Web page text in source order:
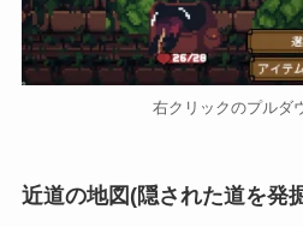
右クリックのプルダ
近道の地図(隠された道を発